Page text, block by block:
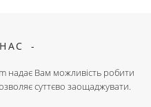
надає Вам можливість робити
суттєво заощаджувати.